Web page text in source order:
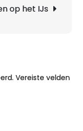
op het IJs
Vereiste velden